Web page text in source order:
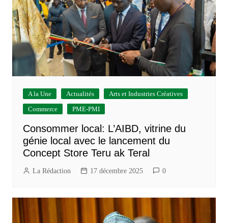
A la Une Actualités
Arts et Industries Créatives
Commerce
PME-PMI
Consommer local: L’AIBD, vitrine du
génie local avec le lancement du
Concept Store Teru ak Teral
La Rédaction 17 décembre 2025 0